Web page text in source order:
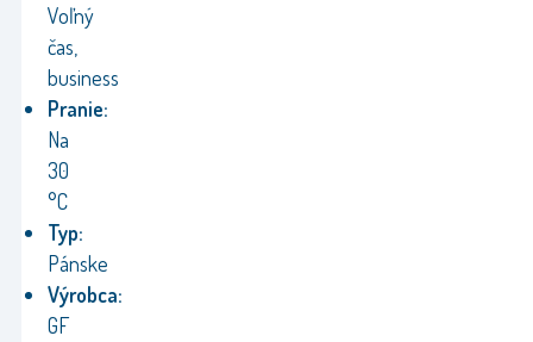
Voľný
čas,
business
Pranie:
Na
30
°C
Typ:
Pánske
Výrobca:
GF